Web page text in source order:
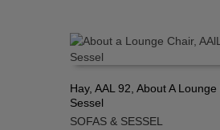
Hay, AAL 92, About A Lounge
Sessel
SOFAS & SESSEL